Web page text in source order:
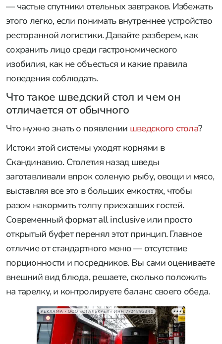
— частые спутники отельных завтраков. Избежать
этого легко, если понимать внутреннее устройство
ресторанной логистики. Давайте разберем, как
сохранить лицо среди гастрономического
изобилия, как не объесться и какие правила
поведения соблюдать.
Что такое шведский стол и чем он
отличается от обычного
Что нужно знать о появлении шведского стола?
Истоки этой системы уходят корнями в
Скандинавию. Столетия назад шведы
заготавливали впрок соленую рыбу, овощи и мясо,
выставляя все это в больших емкостях, чтобы
разом накормить толпу приехавших гостей.
Современный формат all inclusive или просто
открытый буфет перенял этот принцип. Главное
отличие от стандартного меню — отсутствие
порционности и посредников. Вы сами оцениваете
внешний вид блюда, решаете, сколько положить
на тарелку, и контролируете баланс своего обеда.
РЕКЛАМА • ООО «СТАЛЬКРЕП» ИНН 7724892340